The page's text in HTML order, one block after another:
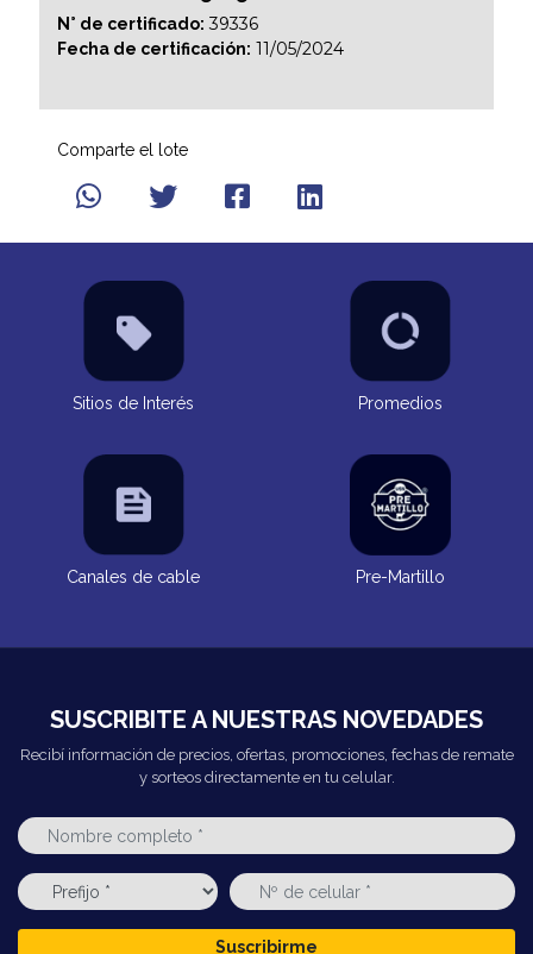
N° de certificado: 39336
Fecha de certificación: 11/05/2024
Comparte el lote
Sitios de Interés Promedios
Canales de cable Pre-Martillo
SUSCRIBITE A NUESTRAS NOVEDADES
Recibí información de precios, ofertas, promociones, fechas de remate
y sorteos directamente en tu celular.
Suscribirme